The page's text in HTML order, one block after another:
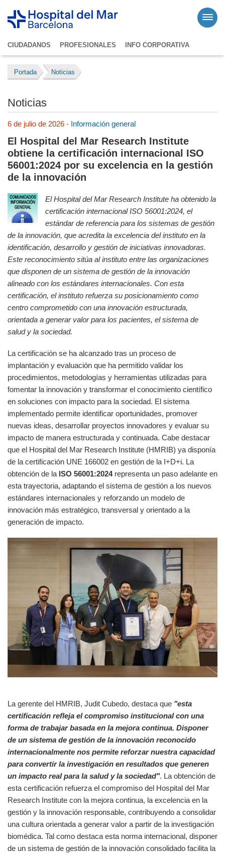
CIUDADANOS PROFESIONALES INFO CORPORATIVA
Portada Noticias
Noticias
6 de julio de 2026 - Información general
El Hospital del Mar Research Institute
obtiene la certificación internacional ISO
56001:2024 por su excelencia en la gestión
de la innovación
El Hospital del Mar Research Institute ha obtenido la
certificación internacional ISO 56001:2024, el
estándar de referencia para los sistemas de gestión
de la innovación, que acredita la excelencia del instituto en la
identificación, desarrollo y gestión de iniciativas innovadoras.
Este reconocimiento sitúa al instituto entre las organizaciones
que disponen de un sistema de gestión de la innovación
alineado con los estándares internacionales. Con esta
certificación, el instituto refuerza su posicionamiento como
centro comprometido con una innovación estructurada,
orientada a generar valor para los pacientes, el sistema de
salud y la sociedad.
La certificación se ha alcanzado tras un proceso de
implantación y evaluación que ha permitido validar los
procedimientos, metodologías y herramientas utilizadas para
fomentar la innovación y transformar el conocimiento científico
en soluciones con impacto para la sociedad. El sistema
implementado permite identificar oportunidades, promover
nuevas ideas, desarrollar proyectos innovadores y evaluar su
impacto de manera estructurada y continuada. Cabe destacar
que el Hospital del Mar Research Institute (HMRIB) ya disponía
de la certificación UNE 166002 en gestión de la I+D+i. La
obtención de la ISO 56001:2024representa un paso adelante en
esta trayectoria, adaptando el sistema de gestión a los nuevos
estándares internacionales y reforzando un modelo de
innovación más estratégico, transversal y orientado a la
generación de impacto.
La gerente del HMRIB, Judit Cubedo, destaca que "esta
certificación refleja el compromiso institucional con una
forma de trabajar basada en la mejora continua. Disponer
de un sistema de gestión de la innovación reconocido
internacionalmente nos permite reforzar nuestra capacidad
para convertir la investigación en resultados que generen
un impacto real para la salud y la sociedad". La obtención de
esta certificación refuerza el compromiso del Hospital del Mar
Research Institute con la mejora continua, la excelencia en la
gestión y la innovación responsable, contribuyendo a consolidar
una cultura orientada a generar valor a partir de la investigación
biomédica. Tal como destaca esta norma internacional, disponer
de un sistema de gestión de la innovación consolidado facilita la